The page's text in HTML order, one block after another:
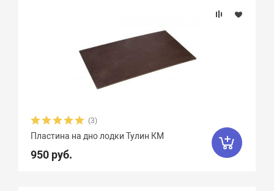
(3)
Пластина на дно лодки Тулин КМ
950 руб.